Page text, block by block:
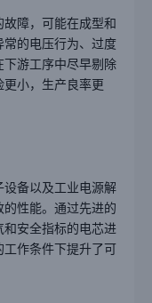
障，可能在成型和
的电压行为、过度
游工序中尽早剔除
小，生产良率更
备以及工业电源解
性能。通过先进的
安全指标的电芯进
作条件下提升了可